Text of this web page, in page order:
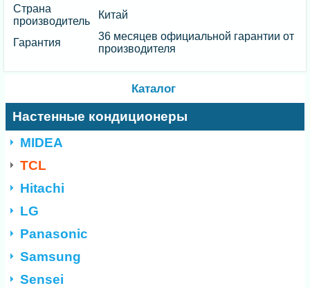
Страна
производитель
Китай
Гарантия
36 месяцев официальной гарантии от
производителя
Каталог
Настенные кондиционеры
MIDEA
TCL
Hitachi
LG
Panasonic
Samsung
Sensei